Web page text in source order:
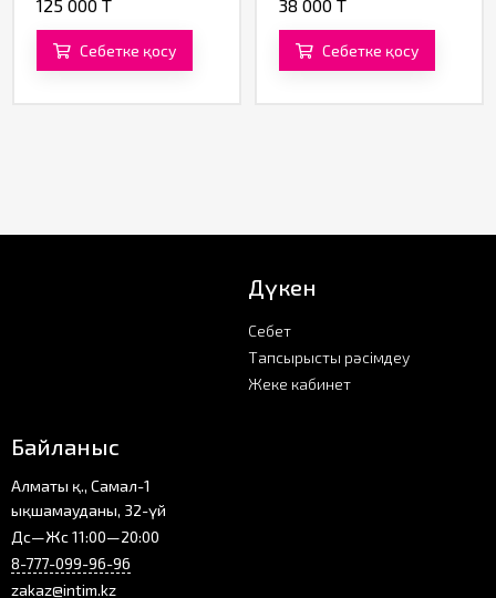
125 000 T
Себетке қосу
38 000 T
Себетке қосу
Дүкен
Себет
Тапсырысты рәсімдеу
Жеке кабинет
Байланыс
Алматы қ., Самал-1
ықшамауданы, 32-үй
Дс—Жс 11:00—20:00
8-777-099-96-96
zakaz@intim.kz